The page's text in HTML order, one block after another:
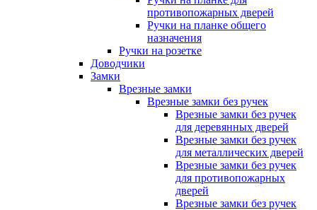
противопожарных дверей
Ручки на планке общего
назначения
Ручки на розетке
Доводчики
Замки
Врезные замки
Врезные замки без ручек
Врезные замки без ручек
для деревянных дверей
Врезные замки без ручек
для металлических дверей
Врезные замки без ручек
для противопожарных
дверей
Врезные замки без ручек